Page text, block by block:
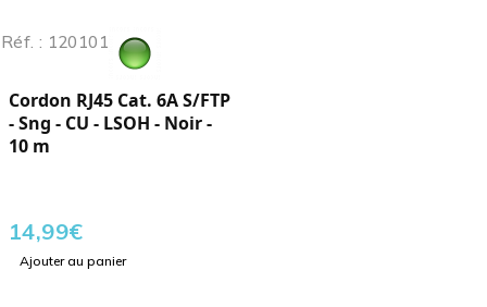
Réf. : 120101
Cordon RJ45 Cat. 6A S/FTP
- Sng - CU - LSOH - Noir -
10 m
14,99€
Ajouter au panier